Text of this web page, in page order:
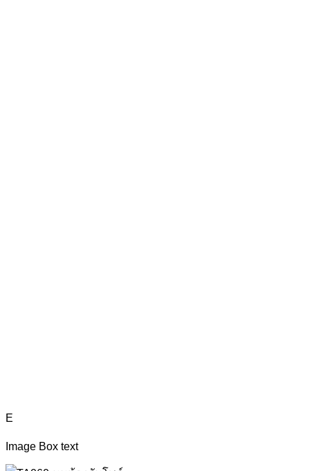
E
Image Box text